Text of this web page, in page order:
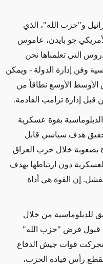
و"حزب الله"، الذي
جو بايدن، عاموس
التي تعلمناها نحن
وفن إدارة الدولة - ويمكن
الأوسع نطاقاً من
قبل إدارة ترامب القادمة.
بقوة عسكرية
هدف سياسي قابل
بصعوبة خلال حرب العراق
دون ارتباطها بهدف
إن القوة هي أداة
للدبلوماسية من خلال
قبول فرض "حزب الله"
قوات جيش الدفاع
رأس قيادة الحزب،